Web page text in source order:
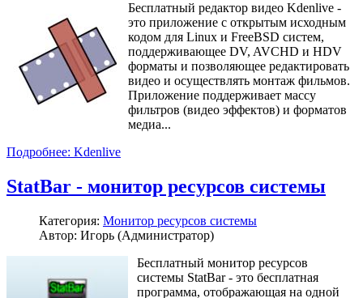
Бесплатный редактор видео Kdenlive -
это приложение с открытым исходным
кодом для Linux и FreeBSD систем,
поддерживающее DV, AVCHD и HDV
форматы и позволяющее редактировать
видео и осуществлять монтаж фильмов.
Приложение поддерживает массу
фильтров (видео эффектов) и форматов
медиа...
Подробнее: Kdenlive
StatBar - монитор ресурсов системы
Категория: Монитор ресурсов системы
Автор: Игорь (Администратор)
Бесплатный монитор ресурсов
системы StatBar - это бесплатная
программа, отображающая на одной